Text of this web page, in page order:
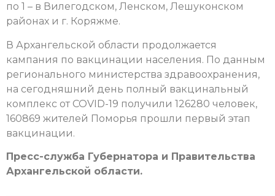
по 1 – в Вилегодском, Ленском, Лешуконском
районах и г. Коряжме.
В Архангельской области продолжается
кампания по вакцинации населения. По данным
регионального министерства здравоохранения,
на сегодняшний день полный вакцинальный
комплекс от COVID-19 получили 126280 человек,
160869 жителей Поморья прошли первый этап
вакцинации.
Пресс-служба Губернатора и Правительства
Архангельской области.